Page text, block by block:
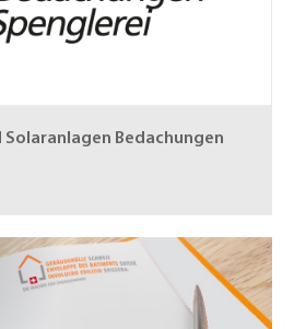
Solaranlagen Bedachungen